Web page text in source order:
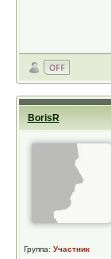
BorisR
Группа: Участник